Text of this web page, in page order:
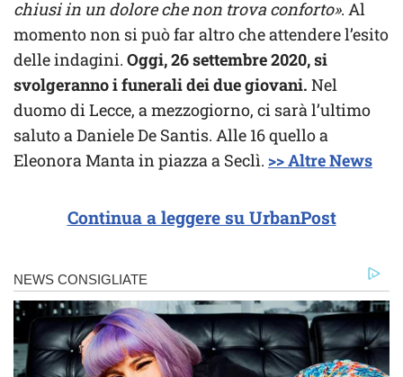
chiusi in un dolore che non trova conforto». Al
momento non si può far altro che attendere l’esito
delle indagini. Oggi, 26 settembre 2020, si
svolgeranno i funerali dei due giovani. Nel
duomo di Lecce, a mezzogiorno, ci sarà l’ultimo
saluto a Daniele De Santis. Alle 16 quello a
Eleonora Manta in piazza a Seclì. >> Altre News
Continua a leggere su UrbanPost